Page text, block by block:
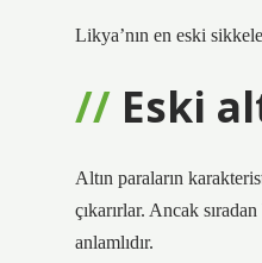
Likya’nın en eski
Eski
Altın paraların
çıkarırlar. Ancak
anlamlıdır.